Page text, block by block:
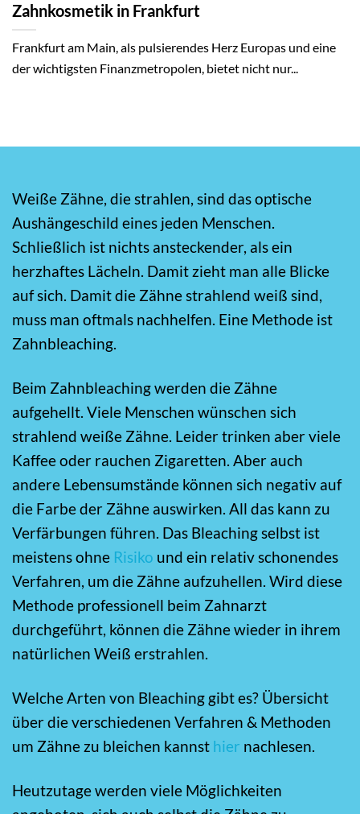
Zahnkosmetik in Frankfurt
Frankfurt am Main, als pulsierendes Herz Europas und eine
der wichtigsten Finanzmetropolen, bietet nicht nur...
Weiße Zähne, die strahlen, sind das optische
Aushängeschild eines jeden Menschen.
Schließlich ist nichts ansteckender, als ein
herzhaftes Lächeln. Damit zieht man alle Blicke
auf sich. Damit die Zähne strahlend weiß sind,
muss man oftmals nachhelfen. Eine Methode ist
Zahnbleaching.
Beim Zahnbleaching werden die Zähne
aufgehellt. Viele Menschen wünschen sich
strahlend weiße Zähne. Leider trinken aber viele
Kaffee oder rauchen Zigaretten. Aber auch
andere Lebensumstände können sich negativ auf
die Farbe der Zähne auswirken. All das kann zu
Verfärbungen führen. Das Bleaching selbst ist
meistens ohne Risiko und ein relativ schonendes
Verfahren, um die Zähne aufzuhellen. Wird diese
Methode professionell beim Zahnarzt
durchgeführt, können die Zähne wieder in ihrem
natürlichen Weiß erstrahlen.
Welche Arten von Bleaching gibt es? Übersicht
über die verschiedenen Verfahren & Methoden
um Zähne zu bleichen kannst hier nachlesen.
Heutzutage werden viele Möglichkeiten